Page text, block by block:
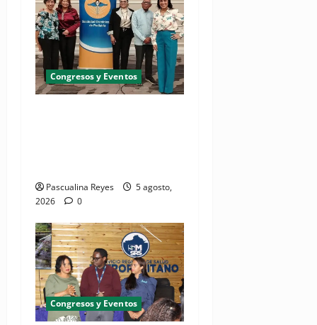
Congresos y Eventos
Pascualina Reyes
5 agosto,
2026
0
Congresos y Eventos